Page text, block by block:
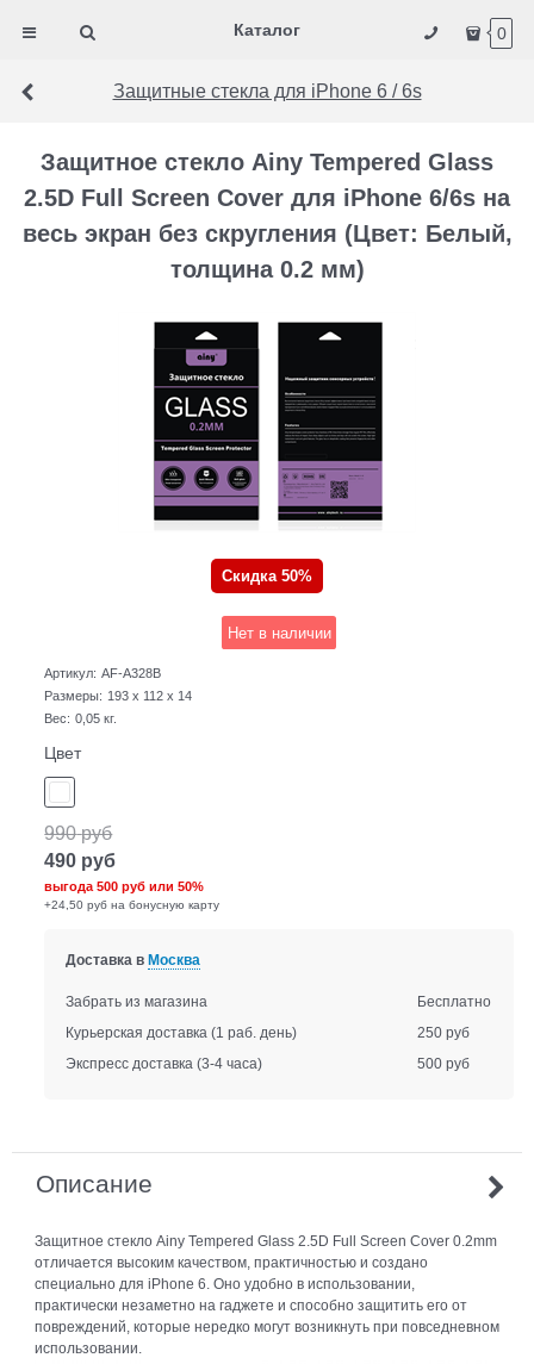
Каталог 0
Защитные стекла для iPhone 6 / 6s
Защитное стекло Ainy Tempered Glass
2.5D Full Screen Cover для iPhone 6/6s на
весь экран без скругления (Цвет: Белый,
толщина 0.2 мм)
Скидка 50%
Нет в наличии
Артикул: AF-A328B
Размеры: 193 x 112 x 14
Вес: 0,05 кг.
Цвет
990 руб
490 руб
выгода500 руб или50%
+24,50 руб на бонусную карту
Доставка в Москва
Забрать из магазина
Бесплатно
Курьерская доставка (1 раб. день)
250 руб
Экспресс доставка (3-4 часа) 500 руб
Описание
Защитное стекло Ainy Tempered Glass 2.5D Full Screen Cover 0.2mm
отличается высоким качеством, практичностью и создано
специально для iPhone 6. Оно удобно в использовании,
практически незаметно на гаджете и способно защитить его от
повреждений, которые нередко могут возникнуть при повседневном
использовании.